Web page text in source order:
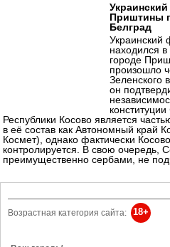
Приштины
Белград
Украинский
находился в
городе
произошло
Зеленского
он
Республики Косово является
в её состав как Автономный край
Космет), однако фактически
контролируется. В свою очередь,
преимущественно сербами, не
Возрастная категория сайта: 18+